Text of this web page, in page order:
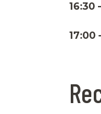
16:30
17:00